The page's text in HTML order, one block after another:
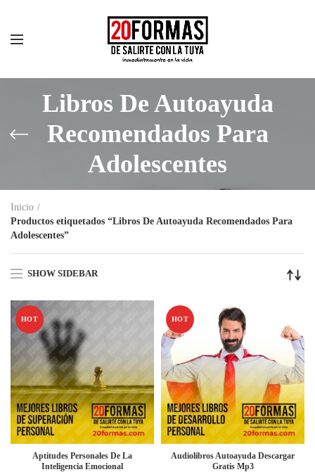
Libros De Autoayuda
Recomendados Para
Adolescentes
Inicio
Productos etiquetados “Libros De Autoayuda Recomendados Para
Adolescentes”
SHOW SIDEBAR
HOT
Aptitudes Personales De La
Inteligencia Emocional
HOT
Audiolibros Autoayuda Descargar
Gratis Mp3